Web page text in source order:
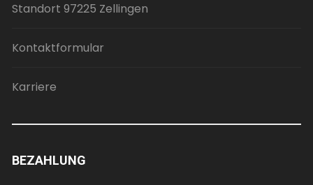
Standort 97225 Zellingen
Kontaktformular
Karriere
BEZAHLUNG